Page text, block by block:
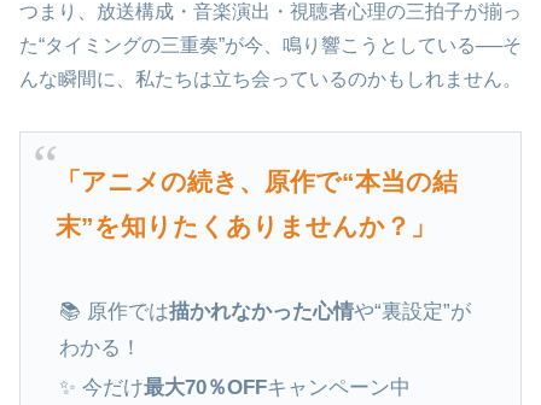
つまり、放送構成・音楽演出・視聴者心理の三拍子が揃っ
た“タイミングの三重奏”が今、鳴り響こうとしている──そ
んな瞬間に、私たちは立ち会っているのかもしれません。
「アニメの続き、原作で“本当の結
末”を知りたくありませんか？」
📚 原作では描かれなかった心情や“裏設定”が
わかる！
✨ 今だけ最大70％OFFキャンペーン中